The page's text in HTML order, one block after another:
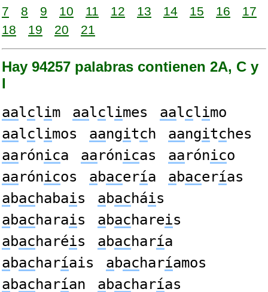
7
8 9 10 11 12 13 14 15 16
17
18
19 20 21
Hay 94257 palabras contienen 2A, C y
I
aalclim aalclimes aalclimo
aalclimos aangitch aangitches
aarónica aarónicas aarónico
aarónicos abacería abacerías
abachabais abacháis
abacharais abachareis
abacharéis abacharía
abacharíais abacharíamos
abacharían abacharías